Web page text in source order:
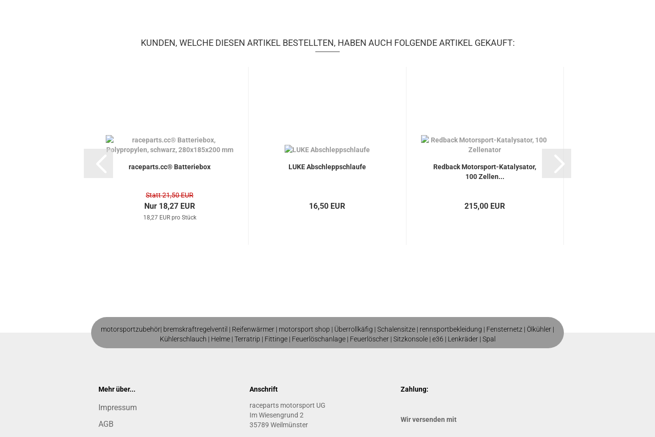
KUNDEN, WELCHE DIESEN ARTIKEL BESTELLTEN, HABEN AUCH FOLGENDE ARTIKEL GEKAUFT:
raceparts.cc® Batteriebox
Statt 21,50 EUR
Nur 18,27 EUR
18,27 EUR pro Stück
LUKE Abschleppschlaufe
16,50 EUR
Redback Motorsport-Katalysator,
100 Zellen...
215,00 EUR
motorsportzubehör| bremskraftregelventil | Reifenwärmer | motorsport shop | Überrollkäfig | Schalensitze | rennsportbekleidung | Fensternetz | Ölkühler |
Kühlerschlauch | Helme | Terratrip | Fittinge| Feuerlöschanlage | Feuerlöscher | Sitzkonsole | e36 | Lenkräder | Spal
Mehr über...
Impressum
AGB
Anschrift
raceparts motorsport UG
Im Wiesengrund 2
35789 Weilmünster
Zahlung:
Wir versenden mit